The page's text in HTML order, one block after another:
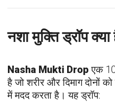
नशा मुक्ति ड्रॉप क्या
Nasha Mukti Drop एक
है जो शरीर और दिमाग दोनों
में मदद करता है। यह ड्रॉप: